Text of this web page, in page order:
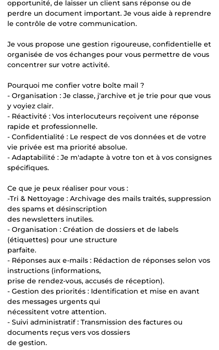
opportunité, de laisser un client sans réponse ou de
perdre un document important. Je vous aide à reprendre
le contrôle de votre communication.
Je vous propose une gestion rigoureuse, confidentielle et
organisée de vos échanges pour vous permettre de vous
concentrer sur votre activité.
Pourquoi me confier votre boîte mail ?
- Organisation : Je classe, j'archive et je trie pour que vous
y voyiez clair.
- Réactivité : Vos interlocuteurs reçoivent une réponse
rapide et professionnelle.
- Confidentialité : Le respect de vos données et de votre
vie privée est ma priorité absolue.
- Adaptabilité : Je m'adapte à votre ton et à vos consignes
spécifiques.
Ce que je peux réaliser pour vous :
-Tri & Nettoyage : Archivage des mails traités, suppression
des spams et désinscription
des newsletters inutiles.
- Organisation : Création de dossiers et de labels
(étiquettes) pour une structure
parfaite.
- Réponses aux e-mails : Rédaction de réponses selon vos
instructions (informations,
prise de rendez-vous, accusés de réception).
- Gestion des priorités : Identification et mise en avant
des messages urgents qui
nécessitent votre attention.
- Suivi administratif : Transmission des factures ou
documents reçus vers vos dossiers
de gestion.